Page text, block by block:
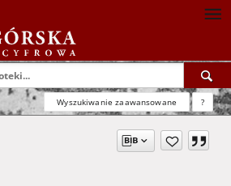
Wyszukiwanie zaawansowane ?